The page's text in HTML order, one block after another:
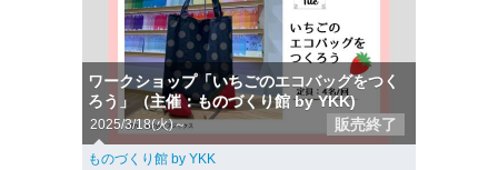
ワークショップ「いちごのエコバッグをつく
ろう」（主催：ものづくり館 by YKK)
2025/3/18(火)～ 販売終了
ものづくり館 by YKK